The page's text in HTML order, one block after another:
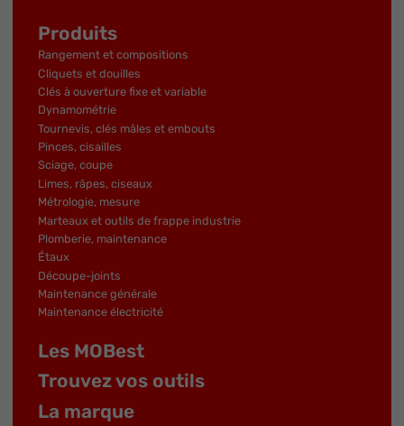
Produits
Rangement et compositions
Cliquets et douilles
Clés à ouverture fixe et variable
Dynamométrie
Tournevis, clés mâles et embouts
Pinces, cisailles
Sciage, coupe
Limes, râpes, ciseaux
Métrologie, mesure
Marteaux et outils de frappe industrie
Plomberie, maintenance
Étaux
Découpe-joints
Maintenance générale
Maintenance électricité
Les MOBest
Trouvez vos outils
La marque